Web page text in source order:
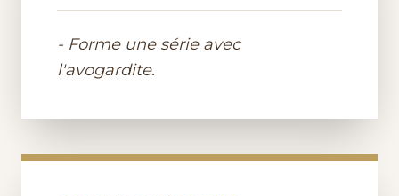
- Forme une série avec
l'avogardite.